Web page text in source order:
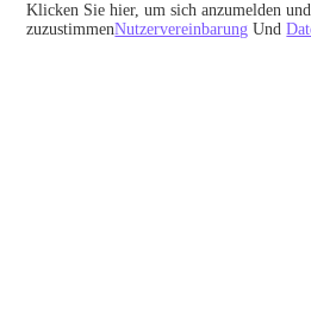
Klicken Sie hier, um sich anzumelden und
zuzustimmenNutzervereinbarung Und